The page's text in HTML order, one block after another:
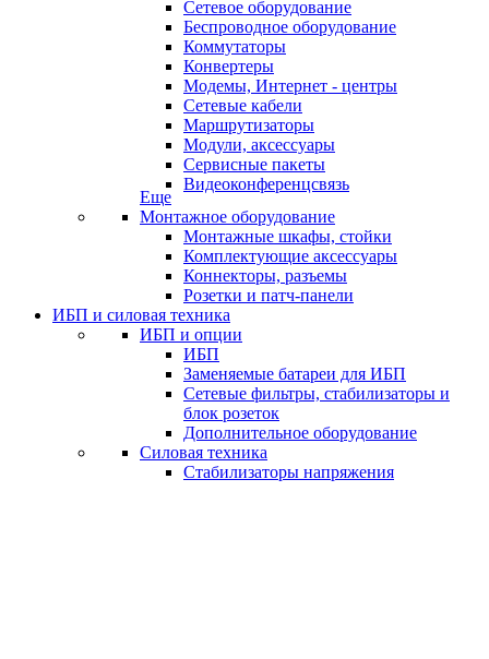
Сетевое оборудование
Беспроводное оборудование
Коммутаторы
Конвертеры
Модемы, Интернет - центры
Сетевые кабели
Маршрутизаторы
Модули, аксессуары
Сервисные пакеты
Видеоконференцсвязь
Еще
Монтажное оборудование
Монтажные шкафы, стойки
Комплектующие аксессуары
Коннекторы, разъемы
Розетки и патч-панели
ИБП и силовая техника
ИБП и опции
ИБП
Заменяемые батареи для ИБП
Сетевые фильтры, стабилизаторы и
блок розеток
Дополнительное оборудование
Силовая техника
Стабилизаторы напряжения